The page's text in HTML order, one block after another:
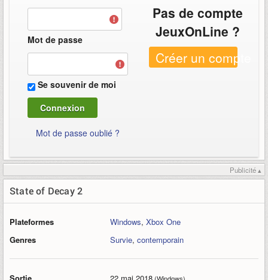
Mot de passe
Se souvenir de moi
Mot de passe oublié ?
Pas de compte
JeuxOnLine ?
Créer un compte
Publicité ▴
State of Decay 2
Plateformes Windows, Xbox One
Genres
Survie, contemporain